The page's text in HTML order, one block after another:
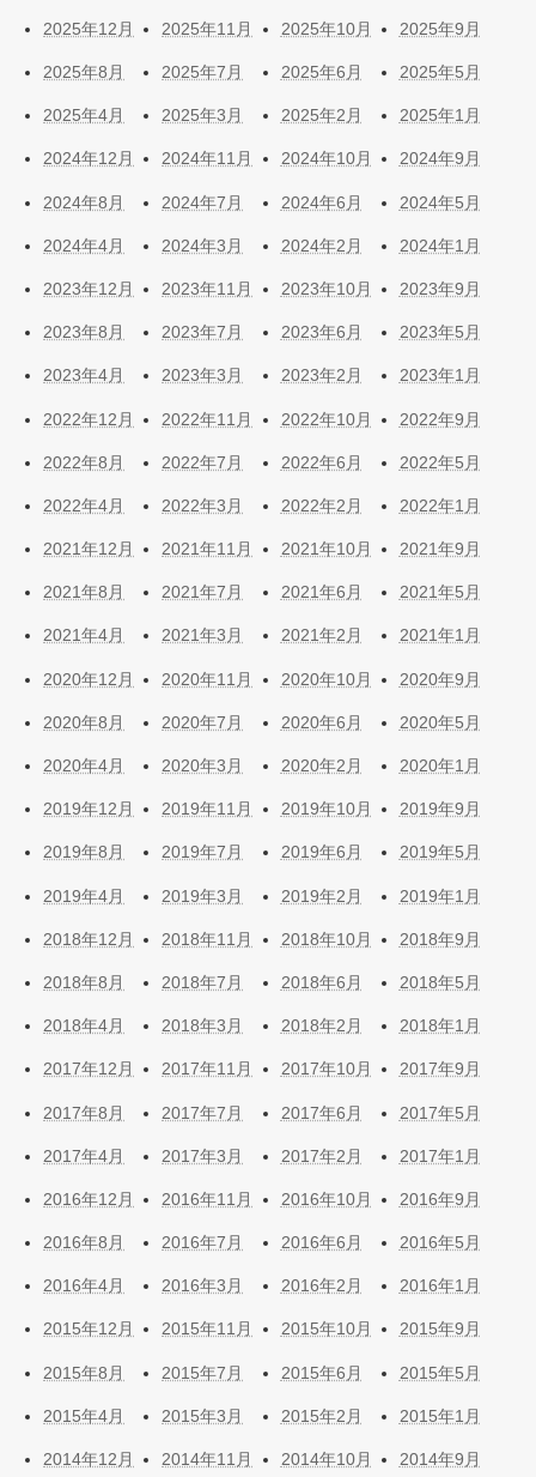
2025年12月 2025年11月 2025年10月 2025年9月
2025年8月 2025年7月 2025年6月 2025年5月
2025年4月 2025年3月 2025年2月 2025年1月
2024年12月 2024年11月 2024年10月 2024年9月
2024年8月 2024年7月 2024年6月 2024年5月
2024年4月 2024年3月 2024年2月 2024年1月
2023年12月 2023年11月 2023年10月 2023年9月
2023年8月 2023年7月 2023年6月 2023年5月
2023年4月 2023年3月 2023年2月 2023年1月
2022年12月 2022年11月 2022年10月 2022年9月
2022年8月 2022年7月 2022年6月 2022年5月
2022年4月 2022年3月 2022年2月 2022年1月
2021年12月 2021年11月 2021年10月 2021年9月
2021年8月 2021年7月 2021年6月 2021年5月
2021年4月 2021年3月 2021年2月 2021年1月
2020年12月 2020年11月 2020年10月 2020年9月
2020年8月 2020年7月 2020年6月 2020年5月
2020年4月 2020年3月 2020年2月 2020年1月
2019年12月 2019年11月 2019年10月 2019年9月
2019年8月 2019年7月 2019年6月 2019年5月
2019年4月 2019年3月 2019年2月 2019年1月
2018年12月 2018年11月 2018年10月 2018年9月
2018年8月 2018年7月 2018年6月 2018年5月
2018年4月 2018年3月 2018年2月 2018年1月
2017年12月 2017年11月 2017年10月 2017年9月
2017年8月 2017年7月 2017年6月 2017年5月
2017年4月 2017年3月 2017年2月 2017年1月
2016年12月 2016年11月 2016年10月 2016年9月
2016年8月 2016年7月 2016年6月 2016年5月
2016年4月 2016年3月 2016年2月 2016年1月
2015年12月 2015年11月 2015年10月 2015年9月
2015年8月 2015年7月 2015年6月 2015年5月
2015年4月 2015年3月 2015年2月 2015年1月
2014年12月 2014年11月 2014年10月 2014年9月